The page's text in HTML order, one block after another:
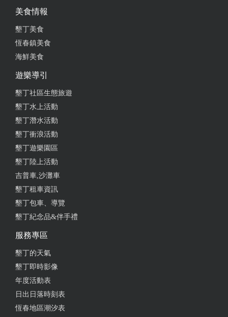
美食情報
墾丁美食
恆春鎮美食
海鮮美食
遊樂導引
墾丁社區生態旅遊
墾丁水上活動
墾丁潛水活動
墾丁衝浪活動
墾丁遊樂園區
墾丁陸上活動
吉普車,沙灘車
墾丁租車資訊
墾丁包車、導覽
墾丁紀念品&伴手禮
服務專區
墾丁的天氣
墾丁即時影像
年度活動表
日出日落時刻表
恆春地區潮汐表